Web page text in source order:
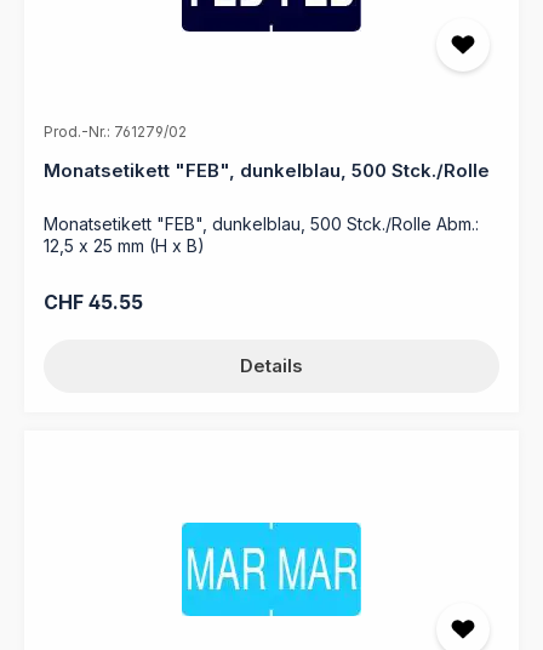
Prod.-Nr.: 761279/02
Monatsetikett "FEB", dunkelblau, 500 Stck./Rolle
Monatsetikett "FEB", dunkelblau, 500 Stck./Rolle Abm.:
12,5 x 25 mm (H x B)
Regulärer Preis:
CHF 45.55
Details